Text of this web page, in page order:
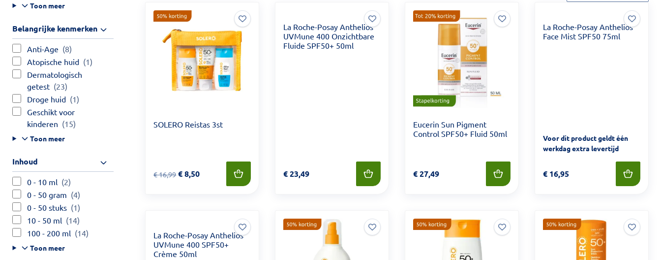
Toon meer
Belangrijke kenmerken
Anti-Age (8)
Atopische huid (1)
Dermatologisch
getest (23)
Droge huid (1)
Geschikt voor
kinderen (15)
Toon meer
Inhoud
0 - 10 ml (2)
0 - 50 gram (4)
0 - 50 stuks (1)
10 - 50 ml (14)
100 - 200 ml (14)
Toon meer
SOLERO Reistas 3st
Van € 16,99 voor € 8,50
€16,99 €8,50
La Roche-Posay Anthelios
UVMune 400 Onzichtbare
Fluide SPF50+ 50ml
Prijs: € 23,49
€23,49
Eucerin Sun Pigment
Control SPF50+ Fluid 50ml
Prijs: € 27,49
€27,49
La Roche-Posay Anthelios
Face Mist SPF50 75ml
Voor dit product geldt één
werkdag extra levertijd
Prijs: € 16,95
€ 16,95
La Roche-Posay Anthelios
UVMune 400 SPF50+
Crème 50ml